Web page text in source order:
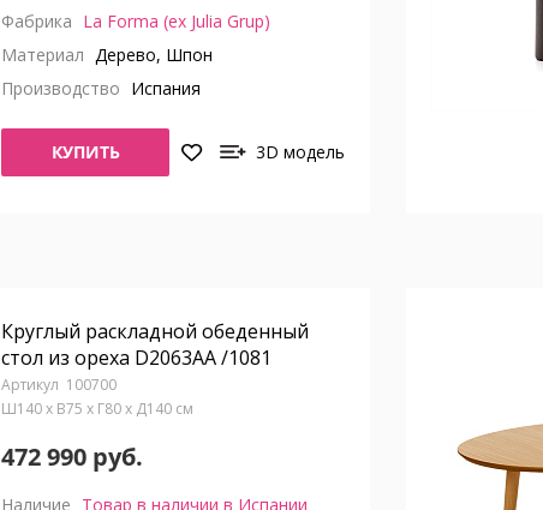
Фабрика La Forma (ex Julia Grup)
Материал Дерево, Шпон
Производство Испания
КУПИТЬ 3D модель
Круглый раскладной обеденный
стол из ореха D2063AA /1081
100700
Ш140 x В75 x Г80 x Д140 см
472 990 руб.
Наличие Товар в наличии в Испании